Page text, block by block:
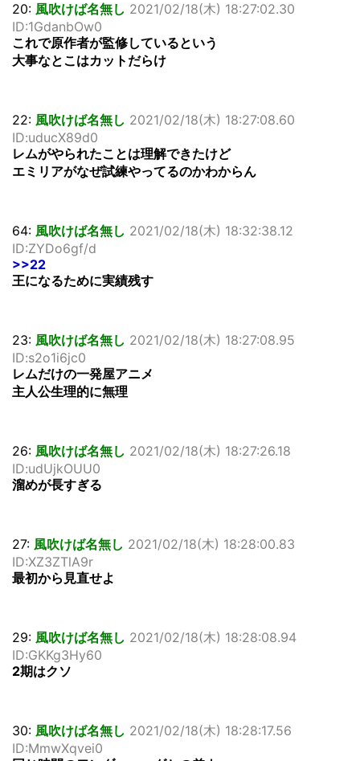
20: 風吹けば名無し 2021/02/18(木) 18:27:02.30
ID:1GdanbOw0
これで原作者が監修しているという
大事なとこはカットだらけ
22: 風吹けば名無し 2021/02/18(木) 18:27:08.60
ID:uducX89d0
レムがやられたことは理解できたけど
エミリアがなぜ試練やってるのかわからん
64: 風吹けば名無し 2021/02/18(木) 18:32:38.12
ID:ZYDo6gf/d
>>22
王になるために実績残す
23: 風吹けば名無し 2021/02/18(木) 18:27:08.95
ID:s2o1i6jc0
レムだけの一発屋アニメ
主人公生理的に無理
26: 風吹けば名無し 2021/02/18(木) 18:27:26.18
ID:udUjkOUU0
溜めが長すぎる
27: 風吹けば名無し 2021/02/18(木) 18:28:00.83
ID:XZ3ZTlA9r
最初から見直せよ
29: 風吹けば名無し 2021/02/18(木) 18:28:08.94
ID:GKKg3Hy60
2期はクソ
30: 風吹けば名無し 2021/02/18(木) 18:28:17.56
ID:MmwXqvei0